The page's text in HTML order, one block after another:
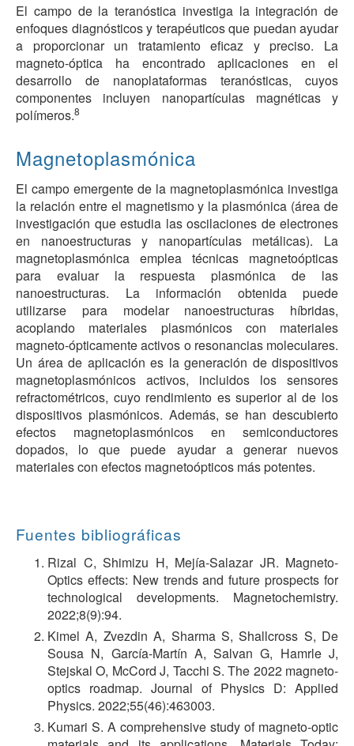
El campo de la teranóstica investiga la integración de
enfoques diagnósticos y terapéuticos que puedan ayudar
a proporcionar un tratamiento eficaz y preciso. La
magneto-óptica ha encontrado aplicaciones en el
desarrollo de nanoplataformas teranósticas, cuyos
componentes incluyen nanopartículas magnéticas y
polímeros.8
Magnetoplasmónica
El campo emergente de la magnetoplasmónica investiga
la relación entre el magnetismo y la plasmónica (área de
investigación que estudia las oscilaciones de electrones
en nanoestructuras y nanopartículas metálicas). La
magnetoplasmónica emplea técnicas magnetoópticas
para evaluar la respuesta plasmónica de las
nanoestructuras. La información obtenida puede
utilizarse para modelar nanoestructuras híbridas,
acoplando materiales plasmónicos con materiales
magneto-ópticamente activos o resonancias moleculares.
Un área de aplicación es la generación de dispositivos
magnetoplasmónicos activos, incluidos los sensores
refractométricos, cuyo rendimiento es superior al de los
dispositivos plasmónicos. Además, se han descubierto
efectos magnetoplasmónicos en semiconductores
dopados, lo que puede ayudar a generar nuevos
materiales con efectos magnetoópticos más potentes.
Fuentes bibliográficas
Rizal C, Shimizu H, Mejía-Salazar JR. Magneto-
Optics effects: New trends and future prospects for
technological developments. Magnetochemistry.
2022;8(9):94.
Kimel A, Zvezdin A, Sharma S, Shallcross S, De
Sousa N, García-Martín A, Salvan G, Hamrle J,
Stejskal O, McCord J, Tacchi S. The 2022 magneto-
optics roadmap. Journal of Physics D: Applied
Physics. 2022;55(46):463003.
Kumari S. A comprehensive study of magneto-optic